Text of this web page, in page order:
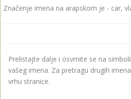
Značenje imena na arapskom je - car,
Prelistajte dalje i osvrnite se na
vašeg imena. Za pretragu drugih
vrhu stranice.